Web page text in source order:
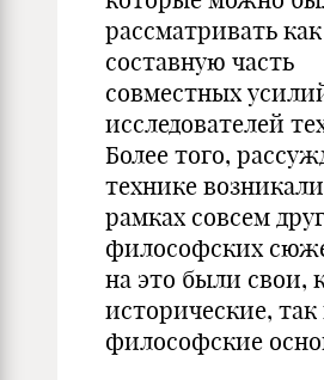
рассматривать как
составную часть
совместных
исследователей
Более того,
техни­ке
рамках совсем
философских
на это были свои,
исторические, так
философские